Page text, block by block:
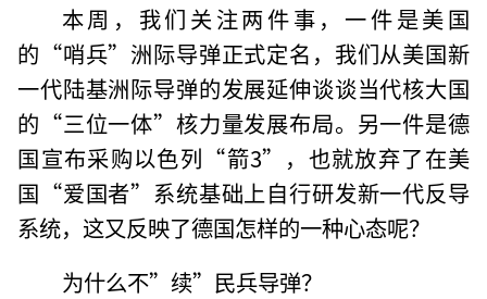
本周，我们关注两件事，一件是美国
的“哨兵”洲际导弹正式定名，我们从美国新
一代陆基洲际导弹的发展延伸谈谈当代核大国
的“三位一体”核力量发展布局。另一件是德
国宣布采购以色列“箭3”，也就放弃了在美
国“爱国者”系统基础上自行研发新一代反导
系统，这又反映了德国怎样的一种心态呢？
为什么不”续”民兵导弹？